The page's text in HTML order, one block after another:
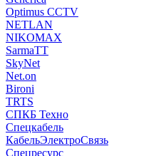
Optimus CCTV
NETLAN
NIKOMAX
SarmaTT
SkyNet
Net.on
Bironi
TRTS
СПКБ Техно
Спецкабель
КабельЭлектроСвязь
Спецресурс